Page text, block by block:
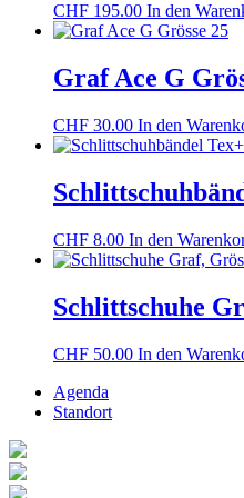
CHF 195.00 In den
Graf Ace G
CHF 30.00 In den
CHF 8.00 In den
Schlittschuhe
CHF 50.00 In den
Agenda
Standort